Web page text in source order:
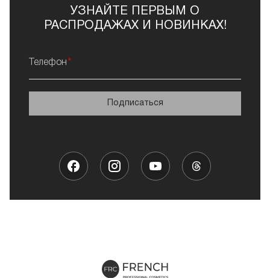
УЗНАЙТЕ ПЕРВЫМ О
РАСПРОДАЖАХ И НОВИНКАХ!
Телефон
Подписаться